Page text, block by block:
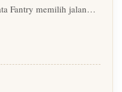
Fantry memilih jalan…